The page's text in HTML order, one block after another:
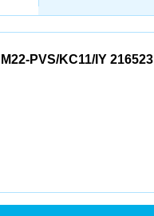
PVS/KC11/IY 216523